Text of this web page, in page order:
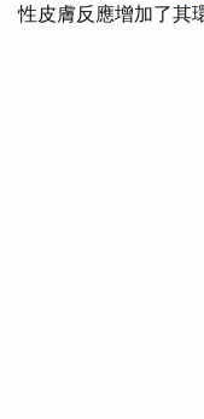
性皮膚反應增加了其